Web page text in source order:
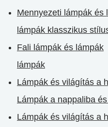
Mennyezeti lámpák és
lámpák klasszikus
Fali lámpák és lámpák
lámpák
Lámpák és világítás a
Lámpák a nappaliba
Lámpák és világítás a